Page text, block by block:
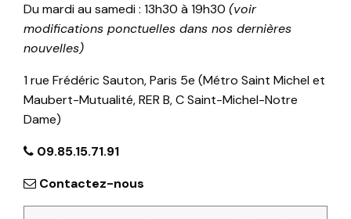
Du mardi au samedi : 13h30 à 19h30 (voir
modifications ponctuelles dans nos dernières
nouvelles)
1 rue Frédéric Sauton, Paris 5e (Métro Saint Michel et
Maubert-Mutualité, RER B, C Saint-Michel-Notre
Dame)
09.85.15.71.91
Contactez-nous